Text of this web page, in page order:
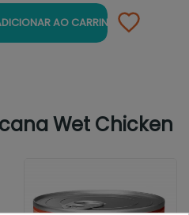
AO CARRINHO
Wet Chicken